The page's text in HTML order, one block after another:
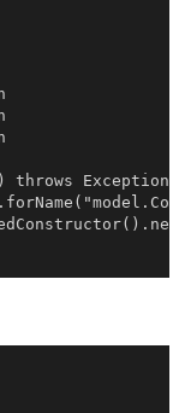
throws Exception